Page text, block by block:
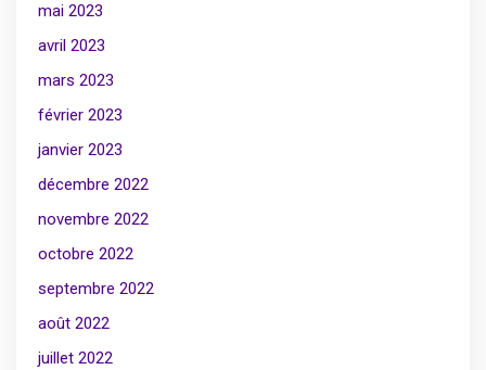
mai 2023
avril 2023
mars 2023
février 2023
janvier 2023
décembre 2022
novembre 2022
octobre 2022
septembre 2022
août 2022
juillet 2022